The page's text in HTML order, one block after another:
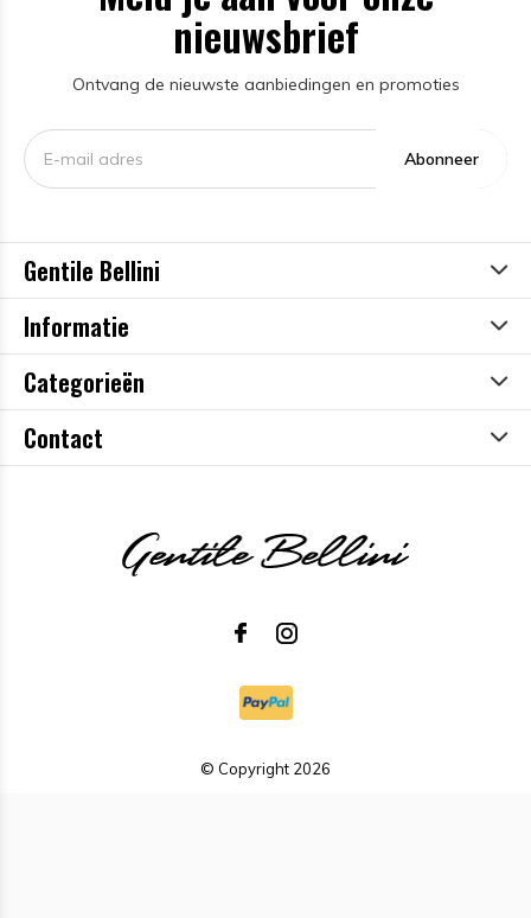
nieuwsbrief
Ontvang de nieuwste aanbiedingen en promoties
Abonneer
Gentile Bellini
Informatie
Categorieën
Contact
© Copyright 2026